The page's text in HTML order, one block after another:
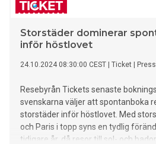
Storstäder dominerar
inför höstlovet
24.10.2024 08:30:00 CEST Ticket
Resebyrån Tickets senaste
svenskarna väljer att spontanboka
storstäder inför höstlovet. Med
och Paris i topp syns en tydlig
tidigare år, då resor till sol- och